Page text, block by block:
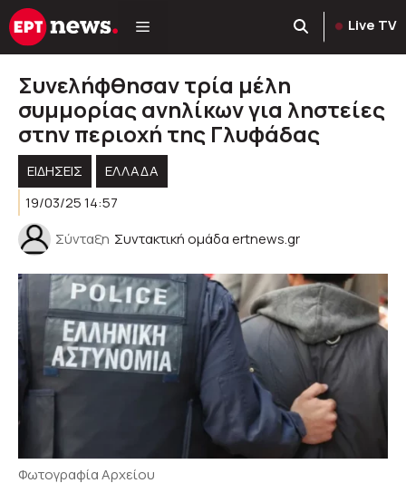
Μετάβαση
σε
Live TV
Συνελήφθησαν τρία μέλη
συμμορίας ανηλίκων για ληστείες
στην περιοχή της Γλυφάδας
ΕΙΔΗΣΕΙΣ
ΕΛΛΑΔΑ
19/03/25 14:57
Σύνταξη Συντακτική ομάδα ertnews.gr
Φωτογραφία Αρχείου